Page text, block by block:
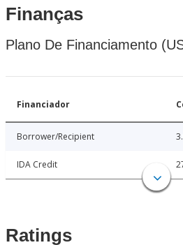
Finanças
Plano De Financiamento
Financiador
Borrower/Recipient
IDA Credit
Ratings